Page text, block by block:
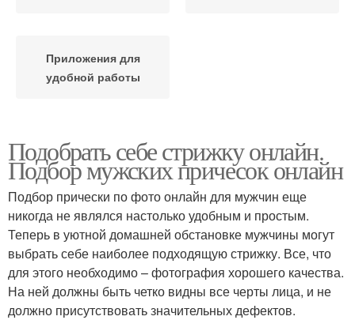
Приложения для
удобной работы
Подобрать себе стрижку онлайн.
Подбор мужских причесок онлайн
Подбор прически по фото онлайн для мужчин еще
никогда не являлся настолько удобным и простым.
Теперь в уютной домашней обстановке мужчины могут
выбрать себе наиболее подходящую стрижку. Все, что
для этого необходимо – фотография хорошего качества.
На ней должны быть четко видны все черты лица, и не
должно присутствовать значительных дефектов.